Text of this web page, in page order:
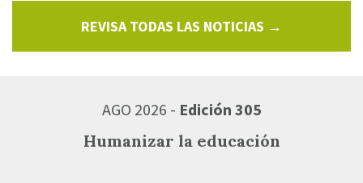
REVISA TODAS LAS NOTICIAS →
AGO 2026 - Edición 305
Humanizar la educación